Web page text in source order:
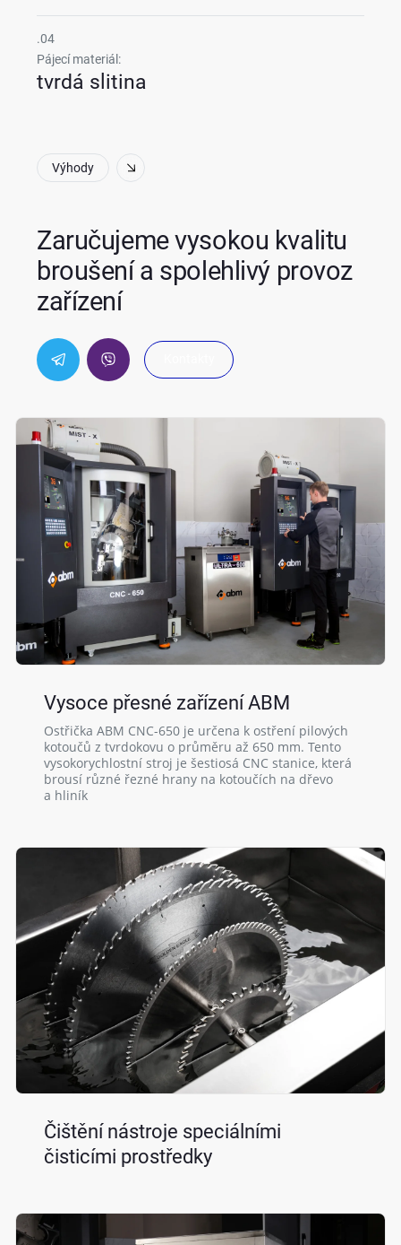
.04
Pájecí materiál:
tvrdá slitina
Výhody
Zaručujeme vysokou kvalitu
broušení a spolehlivý provoz
zařízení
Kontakty
Vysoce přesné zařízení ABM
Ostřička ABM CNC-650 je určena k ostření pilových
kotoučů z tvrdokovu o průměru až 650 mm. Tento
vysokorychlostní stroj je šestiosá CNC stanice, která
brousí různé řezné hrany na kotoučích na dřevo
a hliník
Čištění nástroje speciálními
čisticími prostředky